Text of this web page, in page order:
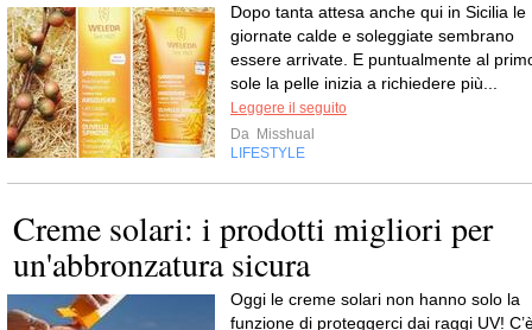
Dopo tanta attesa anche qui in Sicilia le
giornate calde e soleggiate sembrano
essere arrivate. E puntualmente al
sole la pelle inizia a richiedere più...
Leggere il seguito
Da Misshual
LIFESTYLE
Creme solari: i prodotti migliori per
un'abbronzatura sicura
Oggi le creme solari non hanno solo la
funzione di proteggerci dai raggi UV!